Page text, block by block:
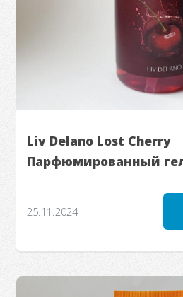
Liv Delano Lost Cherry
Парфюмированный
25.11.2024